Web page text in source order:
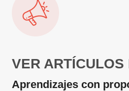
VER ARTÍCULOS
Aprendizajes con